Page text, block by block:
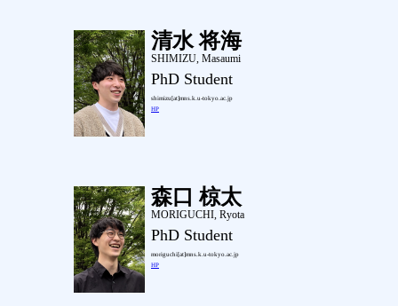
清水 将海
SHIMIZU, Masaumi
PhD Student
shimizu[at]mns.k.u-tokyo.ac.jp
HP
森口 椋太
MORIGUCHI, Ryota
PhD Student
moriguchi[at]mns.k.u-tokyo.ac.jp
HP